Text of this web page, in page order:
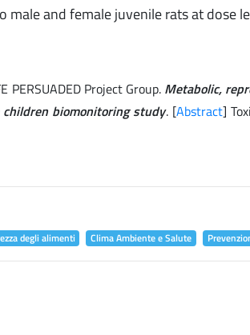
and female juvenile rats at dose
PERSUADED Project Group. Metabolic,
biomonitoring study. [Abstract]
degli alimenti Clima Ambiente e Salute